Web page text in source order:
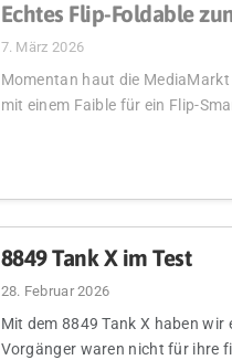
Echtes Flip-Foldable
7. März 2026
Momentan haut die
mit einem Faible für ein Flip-
8849 Tank X im Test
28. Februar 2026
Mit dem 8849 Tank X haben wir
Vorgänger waren nicht für ihre